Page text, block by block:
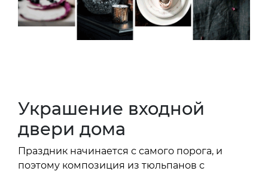
Украшение входной
двери дома
Праздник начинается с самого порога, и
поэтому композиция из тюльпанов с